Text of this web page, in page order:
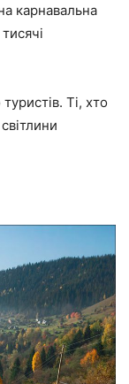
карнавальна
Ті, хто